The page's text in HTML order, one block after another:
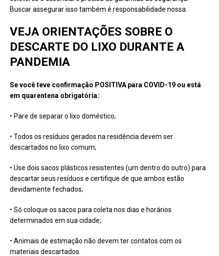
Buscar assegurar isso também é responsabilidade nossa.
VEJA ORIENTAÇÕES SOBRE O
DESCARTE DO LIXO DURANTE A
PANDEMIA
Se você teve confirmação POSITIVA para COVID-19 ou está
em quarentena obrigatória:
• Pare de separar o lixo doméstico;
• Todos os resíduos gerados na residência devem ser
descartados no lixo comum;
• Use dois sacos plásticos resistentes (um dentro do outro) para
descartar seus resíduos e certifique de que ambos estão
devidamente fechados;
• Só coloque os sacos para coleta nos dias e horários
determinados em sua cidade;
• Animais de estimação não devem ter contatos com os
materiais descartados.